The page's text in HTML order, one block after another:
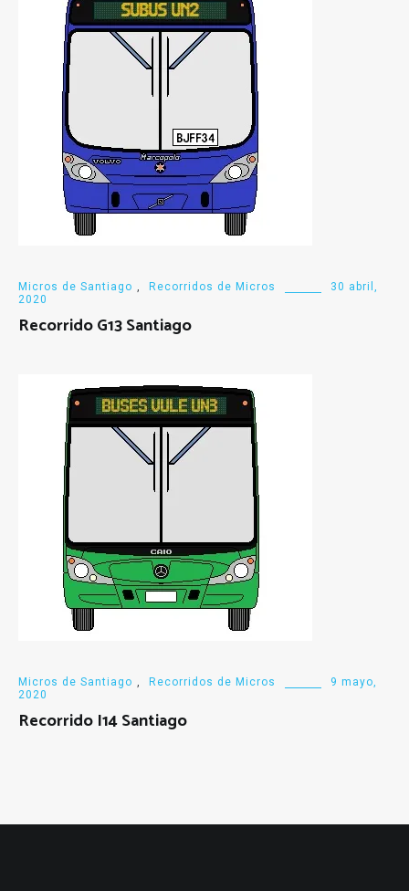
Micros de Santiago Recorridos de Micros
30 abril,
2020
Recorrido G13 Santiago
Micros de Santiago Recorridos de Micros
9 mayo,
2020
Recorrido I14 Santiago